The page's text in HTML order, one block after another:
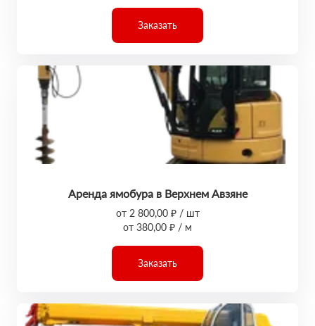
Заказать
Аренда ямобура в Верхнем Авзяне
от 2 800,00 ₽ / шт
от 380,00 ₽ / м
Заказать